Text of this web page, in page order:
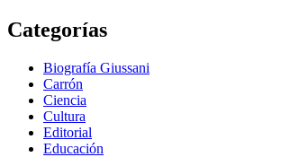
Categorías
Biografía Giussani
Carrón
Ciencia
Cultura
Editorial
Educación